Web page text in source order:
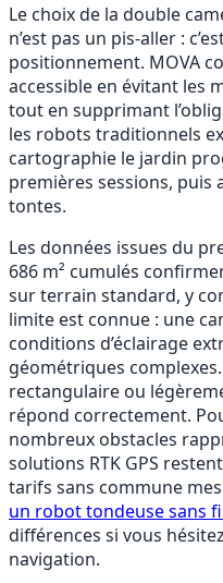
Le choix de la double
n’est pas un pis-aller :
positionnement. MOVA
accessible en évitant les
tout en supprimant
les robots traditionnels
cartographie le jardin
premières sessions, puis
tontes.
Les données issues du
686 m² cumulés
sur terrain standard, y
limite est connue : une
conditions d’éclairage
géométriques
rectangulaire ou
répond correctement.
nombreux obstacles
solutions RTK GPS
tarifs sans commune
un robot tondeuse sans
différences si vous
navigation.